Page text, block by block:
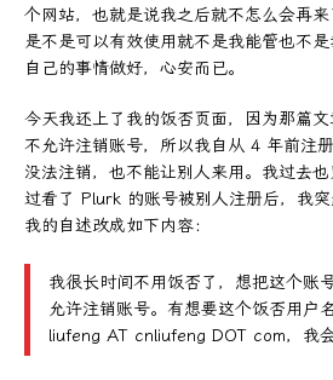
个网站，也就是说我之后就不怎么会再
是不是可以有效使用就不是我能管也不
自己的事情做好，心安而已。
今天我还上了我的饭否页面，因为那篇
不允许注销账号，所以我自从 4 年前注
没法注销，也不能让别人来用。我过去
过看了 Plurk 的账号被别人注册后，我
我的自述改成如下内容：
我很长时间不用饭否了，想把这个账
允许注销账号。有想要这个饭否用户
liufeng AT cnliufeng DOT com，我会